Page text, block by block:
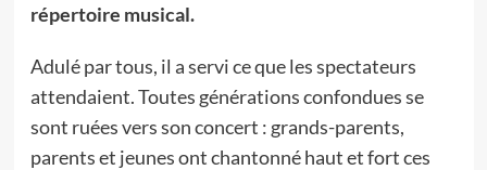
répertoire musical.
Adulé par tous, il a servi ce que les spectateurs
attendaient. Toutes générations confondues se
sont ruées vers son concert : grands-parents,
parents et jeunes ont chantonné haut et fort ces